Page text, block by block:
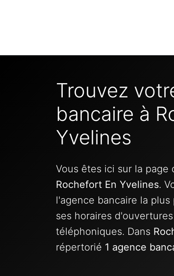
Trouvez
bancaire à
Yvelines
Vous êtes ici sur la page
Rochefort En Yvelines.
l'agence bancaire la
ses horaires
téléphoniques. Dans
répertorié 1 agence